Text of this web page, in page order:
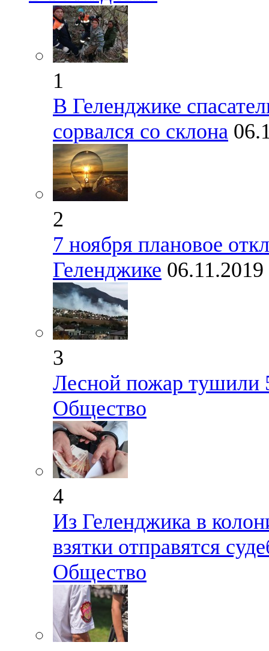
1
В Геленджике
сорвался со склона
2
7 ноября плановое
Геленджике 06.11.2019
3
Лесной пожар тушили
Общество
4
Из Геленджика в
взятки отправятся
Общество